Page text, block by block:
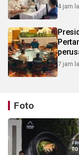
4 jam
7 jam
Foto